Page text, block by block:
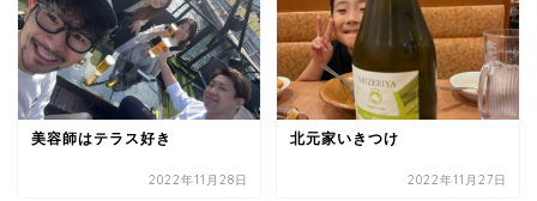
美容師はテラス好き
2022年11月28日
北元家いきつけ
2022年11月27日